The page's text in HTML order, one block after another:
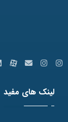
لینک های مفید